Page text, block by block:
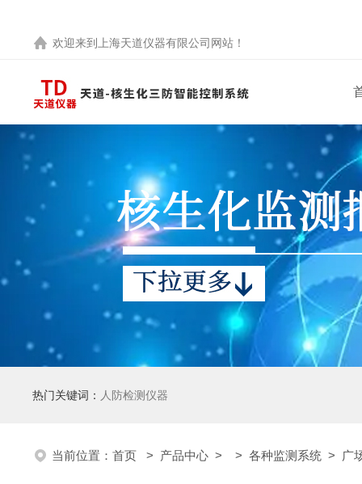
欢迎来到 上海天道仪器有限公司 网站！
热门关键词： 人防检测仪器
当前位置： 首页 > 产品中心 > > 各种监测系统 > 广